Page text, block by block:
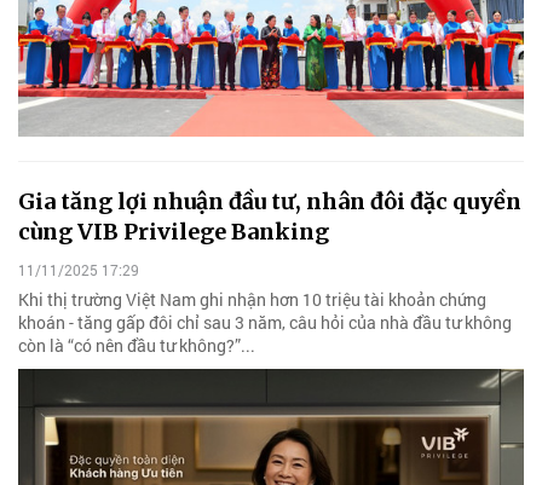
Gia tăng lợi nhuận đầu tư, nhân đôi đặc quyền
cùng VIB Privilege Banking
11/11/2025 17:29
Khi thị trường Việt Nam ghi nhận hơn 10 triệu tài khoản chứng
khoán - tăng gấp đôi chỉ sau 3 năm, câu hỏi của nhà đầu tư không
còn là “có nên đầu tư không?”...